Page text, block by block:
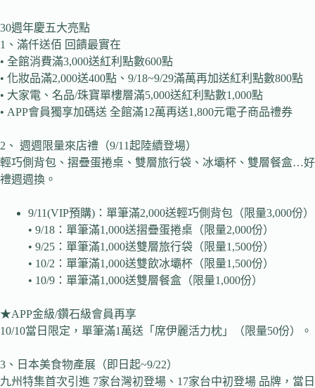
30週年慶五大亮點
1、滿仟送佰 回饋最實在
• 全館消費滿3,000送紅利點數600點
• 化妝品滿2,000送400點、9/18~9/29滿萬再加送紅利點數800點
• 大家電、名品/珠寶單樓層滿5,000送紅利點數1,000點
• APP會員獨享加碼送 全館滿12萬再送1,800元電子商品禮券
2、 週週限量來店禮（9/11起陸續登場）
輕巧側背包、摺疊蛋捲桌、雙層旅行袋、冰壩杯、雙層餐盒…好
禮週週換。
9/11(VIP預購)：單筆滿2,000送輕巧側背包（限量3,000份）
• 9/18：單筆滿1,000送摺疊蛋捲桌（限量2,000份）
• 9/25：單筆滿1,000送雙層旅行袋（限量1,500份）
• 10/2：單筆滿1,000送雙飲冰壩杯（限量1,500份）
• 10/9：單筆滿1,000送雙層餐盒（限量1,000份）
★APP金級/鑽石級會員再享
10/10當日限定，單筆滿1萬送「席伊麗活力枕」（限量50份）。
3、日本美食物產展（即日起~9/22）
九州特集首次引進 7家台灣初登場、17家台中初登場 品牌，當日